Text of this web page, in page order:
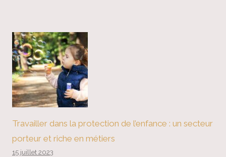
Travailler dans la protection de l’enfance : un secteur
porteur et riche en métiers
15 juillet 2023